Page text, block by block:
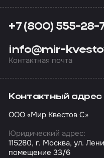
+7 (800) 555-28-
info@mir-
Контактная почта
Контактный адрес
ООО «Мир Квестов С»
Юридический адрес:
115280, г. Москва, ул.
помещение 33/6